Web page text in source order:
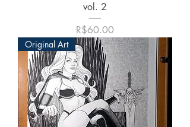
vol. 2
価格
R$60.00
Original Art